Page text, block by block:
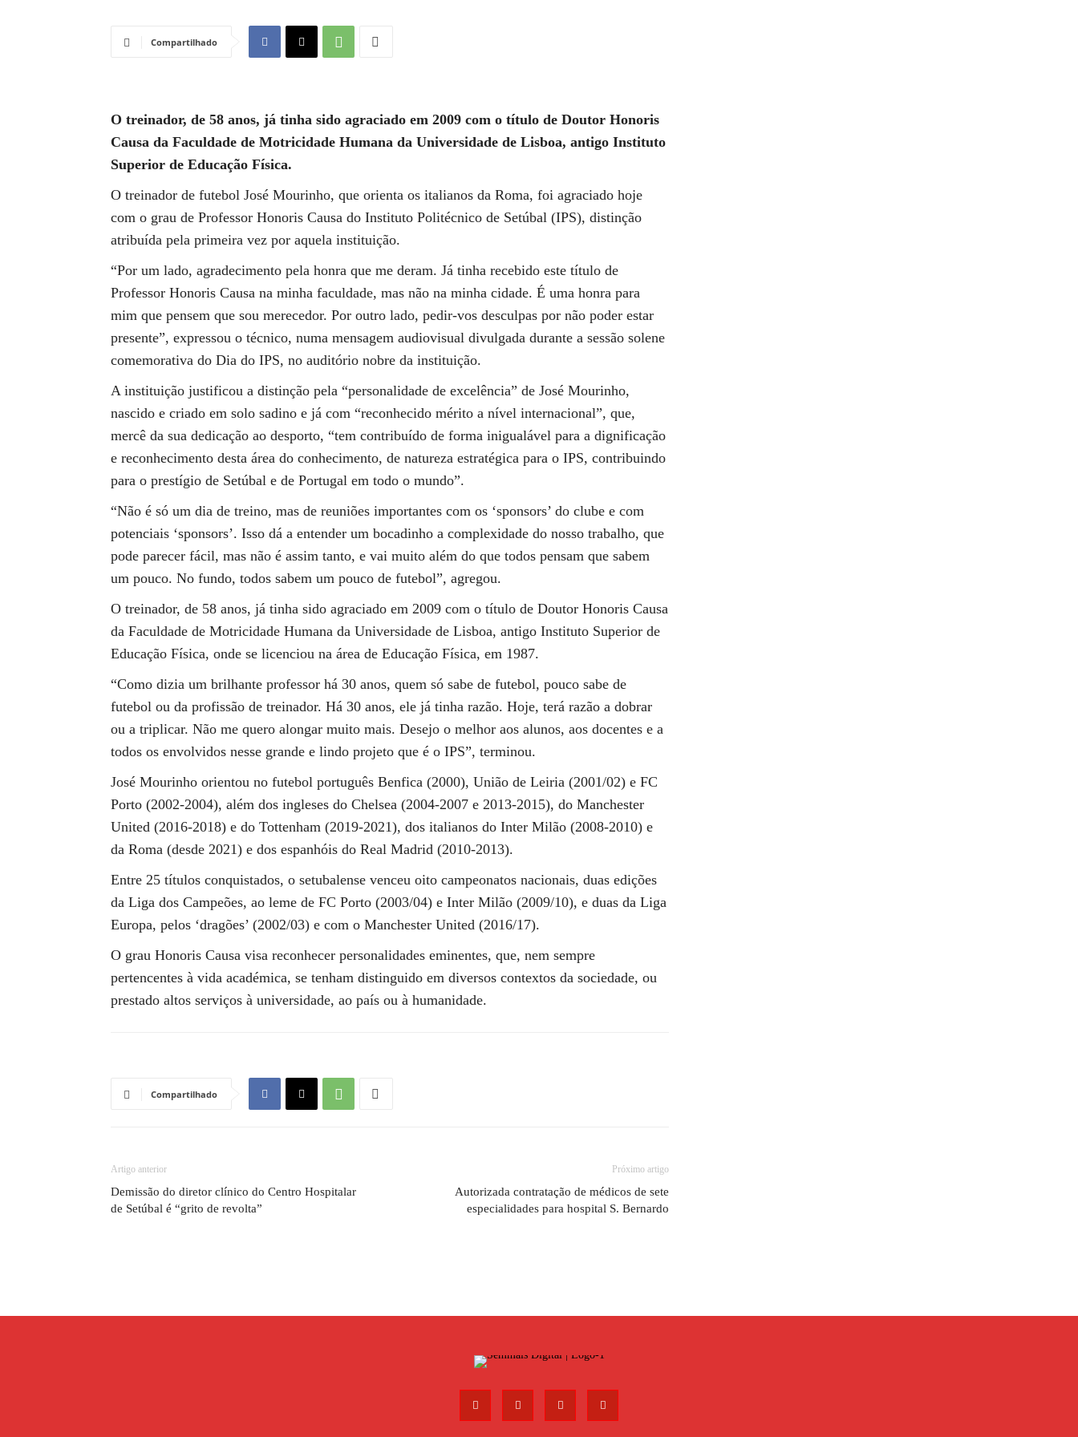
Compartilhado
O treinador, de 58 anos, já tinha sido agraciado em 2009 com o título de Doutor Honoris
Causa da Faculdade de Motricidade Humana da Universidade de Lisboa, antigo Instituto
Superior de Educação Física.
O treinador de futebol José Mourinho, que orienta os italianos da Roma, foi agraciado hoje
com o grau de Professor Honoris Causa do Instituto Politécnico de Setúbal (IPS), distinção
atribuída pela primeira vez por aquela instituição.
“Por um lado, agradecimento pela honra que me deram. Já tinha recebido este título de
Professor Honoris Causa na minha faculdade, mas não na minha cidade. É uma honra para
mim que pensem que sou merecedor. Por outro lado, pedir-vos desculpas por não poder estar
presente”, expressou o técnico, numa mensagem audiovisual divulgada durante a sessão solene
comemorativa do Dia do IPS, no auditório nobre da instituição.
A instituição justificou a distinção pela “personalidade de excelência” de José Mourinho,
nascido e criado em solo sadino e já com “reconhecido mérito a nível internacional”, que,
mercê da sua dedicação ao desporto, “tem contribuído de forma inigualável para a dignificação
e reconhecimento desta área do conhecimento, de natureza estratégica para o IPS, contribuindo
para o prestígio de Setúbal e de Portugal em todo o mundo”.
“Não é só um dia de treino, mas de reuniões importantes com os ‘sponsors’ do clube e com
potenciais ‘sponsors’. Isso dá a entender um bocadinho a complexidade do nosso trabalho, que
pode parecer fácil, mas não é assim tanto, e vai muito além do que todos pensam que sabem
um pouco. No fundo, todos sabem um pouco de futebol”, agregou.
O treinador, de 58 anos, já tinha sido agraciado em 2009 com o título de Doutor Honoris Causa
da Faculdade de Motricidade Humana da Universidade de Lisboa, antigo Instituto Superior de
Educação Física, onde se licenciou na área de Educação Física, em 1987.
“Como dizia um brilhante professor há 30 anos, quem só sabe de futebol, pouco sabe de
futebol ou da profissão de treinador. Há 30 anos, ele já tinha razão. Hoje, terá razão a dobrar
ou a triplicar. Não me quero alongar muito mais. Desejo o melhor aos alunos, aos docentes e a
todos os envolvidos nesse grande e lindo projeto que é o IPS”, terminou.
José Mourinho orientou no futebol português Benfica (2000), União de Leiria (2001/02) e FC
Porto (2002-2004), além dos ingleses do Chelsea (2004-2007 e 2013-2015), do Manchester
United (2016-2018) e do Tottenham (2019-2021), dos italianos do Inter Milão (2008-2010) e
da Roma (desde 2021) e dos espanhóis do Real Madrid (2010-2013).
Entre 25 títulos conquistados, o setubalense venceu oito campeonatos nacionais, duas edições
da Liga dos Campeões, ao leme de FC Porto (2003/04) e Inter Milão (2009/10), e duas da Liga
Europa, pelos ‘dragões’ (2002/03) e com o Manchester United (2016/17).
O grau Honoris Causa visa reconhecer personalidades eminentes, que, nem sempre
pertencentes à vida académica, se tenham distinguido em diversos contextos da sociedade, ou
prestado altos serviços à universidade, ao país ou à humanidade.
Compartilhado
Artigo anterior
Demissão do diretor clínico do Centro Hospitalar
de Setúbal é “grito de revolta”
Próximo artigo
Autorizada contratação de médicos de sete
especialidades para hospital S. Bernardo